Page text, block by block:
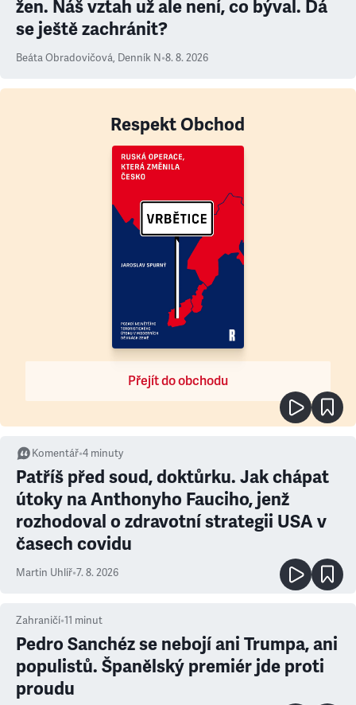
žen. Náš vztah už ale není, co býval. Dá
se ještě zachránit?
Beáta Obradovičová, Denník N•8. 8. 2026
Respekt Obchod
Přejít do obchodu
Komentář•4 minuty
Patříš před soud, doktůrku. Jak chápat
útoky na Anthonyho Fauciho, jenž
rozhodoval o zdravotní strategii USA v
časech covidu
Martin Uhlíř•7. 8. 2026
Zahraničí•11 minut
Pedro Sanchéz se nebojí ani Trumpa, ani
populistů. Španělský premiér jde proti
proudu